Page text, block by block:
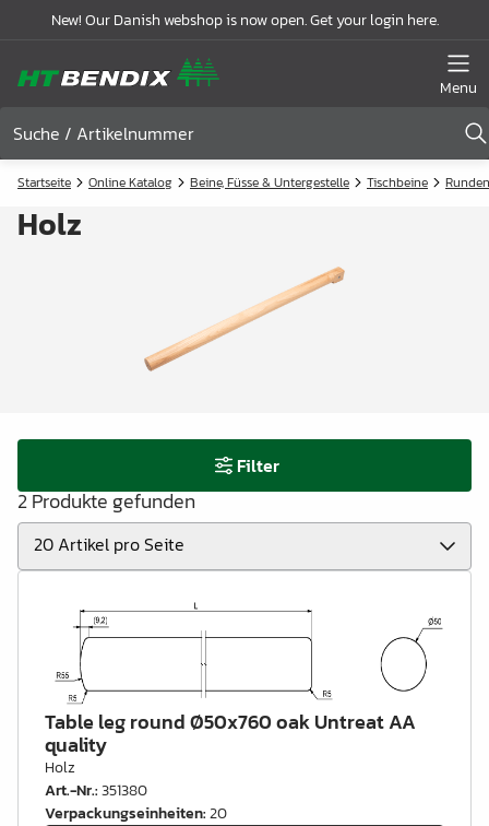
New! Our Danish webshop is now open. Get your login here.
Menu
Startseite Online Katalog Beine, Füsse & Untergestelle Tischbeine Runden
Holz
Filter
2 Produkte gefunden
Table leg round Ø50x760 oak Untreat AA
quality
Holz
Art.-Nr.:351380
Verpackungseinheiten:20